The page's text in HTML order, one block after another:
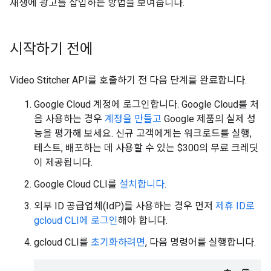
재생에 광고를 삽입하는 방법을 보여줍니다.
시작하기 전에
Video Stitcher API를 호출하기 전 다음 단계를 완료합니다.
Google Cloud 계정에 로그인합니다. Google Cloud를 처
음 사용하는 경우 계정을 만들고 Google 제품의 실제 성
능을 평가해 보세요. 신규 고객에게는 워크로드를 실행,
테스트, 배포하는 데 사용할 수 있는 $300의 무료 크레딧
이 제공됩니다.
Google Cloud CLI를 설치합니다.
외부 ID 공급업체(IdP)를 사용하는 경우 먼저 제휴 ID로
gcloud CLI에 로그인해야 합니다.
gcloud CLI를 초기화하려면, 다음 명령어를 실행합니다.